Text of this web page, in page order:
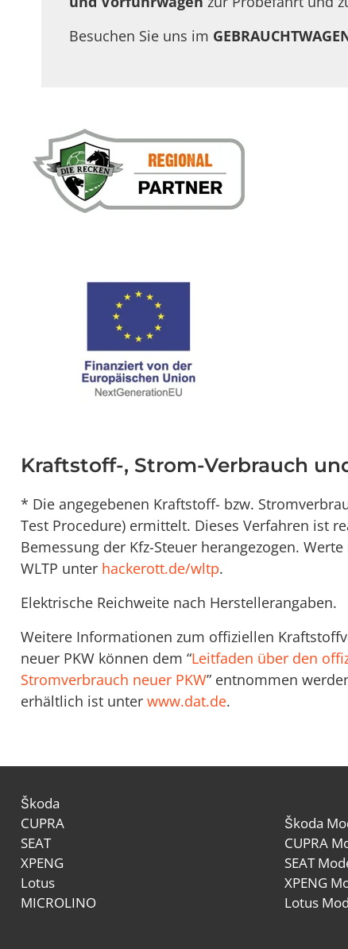
Besuchen Sie uns im
Kraftstoff-, Strom-Verbrauch
* Die angegebenen Kraftstoff- bzw.
Test Procedure) ermittelt. Dieses Verfahren ist
Bemessung der Kfz-Steuer herangezogen.
WLTP unter hackerott.de/wltp.
Elektrische Reichweite nach Herstellerangaben.
Weitere Informationen zum offiziellen
neuer PKW können dem “Leitfaden über den
Stromverbrauch neuer PKW” entnommen
erhältlich ist unter www.dat.de.
Škoda
CUPRA
SEAT
XPENG
Lotus
MICROLINO
Škoda
CUPRA
SEAT
XPENG
Lotus